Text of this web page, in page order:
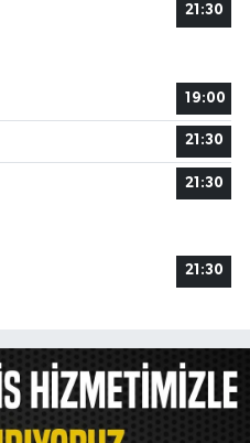
21:30
19:00
21:30
21:30
21:30